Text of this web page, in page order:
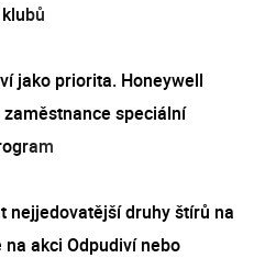
jako priorita. Honeywell
speciální
nejjedovatější druhy štírů na
akci Odpudiví nebo